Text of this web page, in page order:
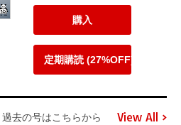
購入
定期購読 (27%OFF)
過去の号はこちらから View All